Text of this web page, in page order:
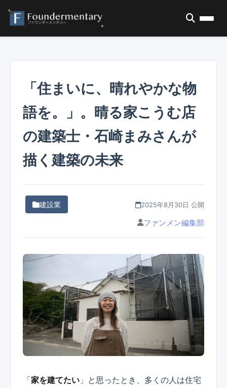
「住まいに、晴れやかな物
語を。」。晴る家こうむ店
の建築士・石崎まみさんが
描く建築の未来
建設業 2025年8月30日 公開
ファンメン編集部
「家を建てたい 」と思ったとき、多くの人は住宅